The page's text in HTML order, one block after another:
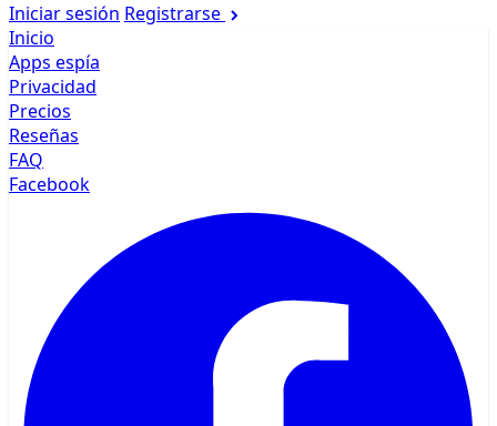
Iniciar sesión Registrarse
Inicio
Apps espía
Privacidad
Precios
Reseñas
FAQ
Facebook